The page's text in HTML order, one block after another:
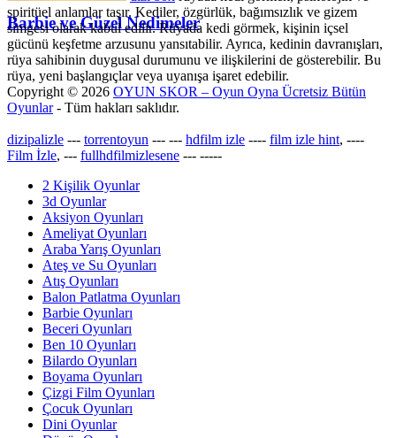
Barbie ve Güzel Nedimeler
spiritüel anlamlar taşır. Kediler, özgürlük, bağımsızlık ve gizem
simgesi olarak kabul edilir. Rüyada kedi görmek, kişinin içsel
gücünü keşfetme arzusunu yansıtabilir. Ayrıca, kedinin davranışları,
rüya sahibinin duygusal durumunu ve ilişkilerini de gösterebilir. Bu
rüya, yeni başlangıçlar veya uyanışa işaret edebilir.
Copyright © 2026 OYUN SKOR – Oyun Oyna Ücretsiz Bütün
Oyunlar- Tüm hakları saklıdır.
dizipalizle --- torrentoyun --- --- hdfilm izle ---- film izle hint, ----
Film İzle, --- fullhdfilmizlesene --- -----
2 Kişilik Oyunlar
3d Oyunlar
Aksiyon Oyunları
Ameliyat Oyunları
Araba Yarış Oyunları
Ateş ve Su Oyunları
Atış Oyunları
Balon Patlatma Oyunları
Barbie Oyunları
Beceri Oyunları
Ben 10 Oyunları
Bilardo Oyunları
Boyama Oyunları
Çizgi Film Oyunları
Çocuk Oyunları
Dini Oyunlar